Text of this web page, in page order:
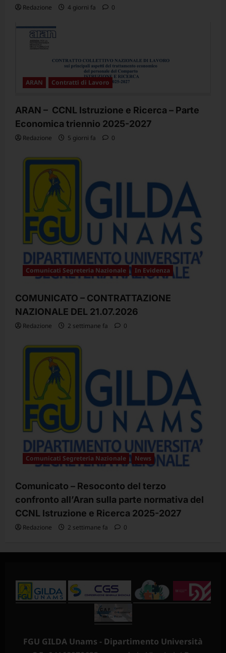
Redazione 4 giorni fa 0
ARAN Contratti di Lavoro
ARAN – CCNL Istruzione e Ricerca – Parte
Economica triennio 2025-2027
Redazione 5 giorni fa 0
Comunicati Segreteria Nazionale In Evidenza
COMUNICATO – CONTRATTAZIONE
NAZIONALE DEL 21.07.2026
Redazione 2 settimane fa 0
Comunicati Segreteria Nazionale News
Comunicato – Resoconto del terzo
confronto all’Aran sulla parte normativa del
CCNL Istruzione e Ricerca 2025-2027
Redazione 2 settimane fa 0
FGU GILDA Unams - Dipartimento Università